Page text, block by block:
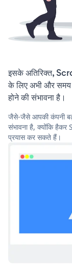
इसके अतिरिक्त,
के लिए अभी और समय
होने की संभावना है।
जैसे-जैसे आपकी कंपनी
संभावना है, क्योंकि हैकर
प्रयास कर सकते हैं।